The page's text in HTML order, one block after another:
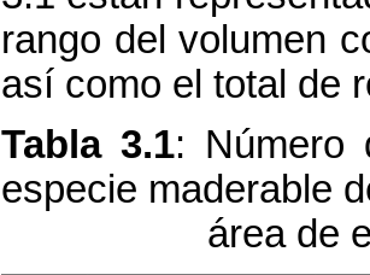
rango del volumen
así como el total de
Tabla 3.1: Número
especie
área de